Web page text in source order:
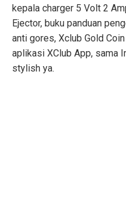
kepala charger 5 Volt 2
Ejector, buku panduan
anti gores, Xclub Gold
aplikasi XClub App, sama
stylish ya.